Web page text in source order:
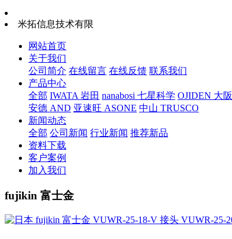
米拓信息技术有限
网站首页
关于我们
公司简介 在线留言 在线反馈 联系我们
产品中心
全部 IWATA 岩田 nanabosi 七星科学 OJIDEN 大阪
安德 AND 亚速旺 ASONE 中山 TRUSCO
新闻动态
全部 公司新闻 行业新闻 推荐新品
资料下载
客户案例
加入我们
fujikin 富士金